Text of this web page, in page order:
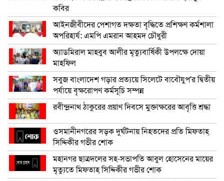
কবির
আইনজীবীদের পেশাগত দক্ষতা বৃদ্ধিতে প্রশিক্ষণ কর্মশালা
অপরিহার্য: এমপি এমরান আহমদ চৌধুরী
অ্যাডমিরাল মাহবুব আলীর মৃত্যুবার্ষিকী উপলক্ষে দোয়া
মাহফিল
সবুজ বাংলাদেশ গড়ার প্রত্যয়ে সিলেটে বাবৌযুপ’র দ্বিতীয়
পর্যায়ে বৃক্ষরোপণ কর্মসূচি সম্পন্ন
রবীন্দ্রনাথ ঠাকুরের প্রয়াণ দিবসে মুক্তাক্ষরের আবৃত্তি শ্রদ্ধা
ওসমানীনগরের সড়ক দুর্ঘটনায় নিহতদের প্রতি মিফতাহ্
সিদ্দিকীর গভীর শোক
মহানগর ছাত্রদলের সহ-সভাপতি আবুল হোসেনের মায়ের
মৃত্যুতে মিফতাহ্ সিদ্দিকীর গভীর শোক